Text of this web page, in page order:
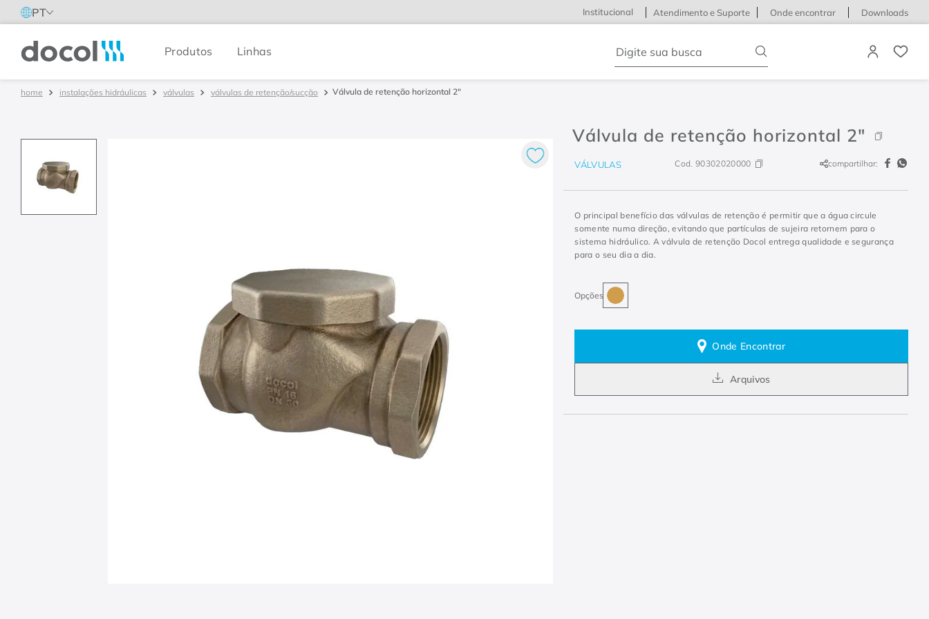
PT Institucional Atendimento e Suporte Onde encontrar Downloads
Docol Produtos Linhas
instalações hidráulicas válvulas válvulas de retenção/sucção Válvula de retenção horizontal 2"
Válvula de retenção horizontal 2"
VÁLVULAS Cod. 90302020000 compartilhar:
O principal benefício das válvulas de retenção é permitir que a água circule
somente numa direção, evitando que partículas de sujeira retornem para o
sistema hidráulico. A válvula de retenção Docol entrega qualidade e segurança
para o seu dia a dia.
Onde Encontrar
Arquivos